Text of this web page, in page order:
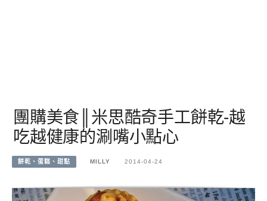
團購美食║米思酷奇手工餅乾-越
吃越健康的涮嘴小點心
餅乾、蛋糕、甜點 MILLY 2014-04-24